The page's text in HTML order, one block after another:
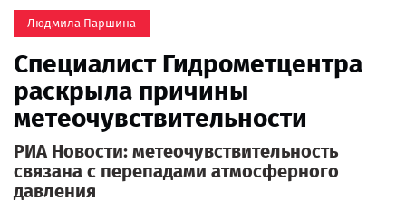
Людмила Паршина
Специалист Гидрометцентра
раскрыла причины
метеочувствительности
РИА Новости: метеочувствительность
связана с перепадами атмосферного
давления